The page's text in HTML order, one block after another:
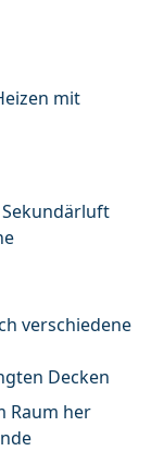
mit
verschiedene
Decken
Raum her